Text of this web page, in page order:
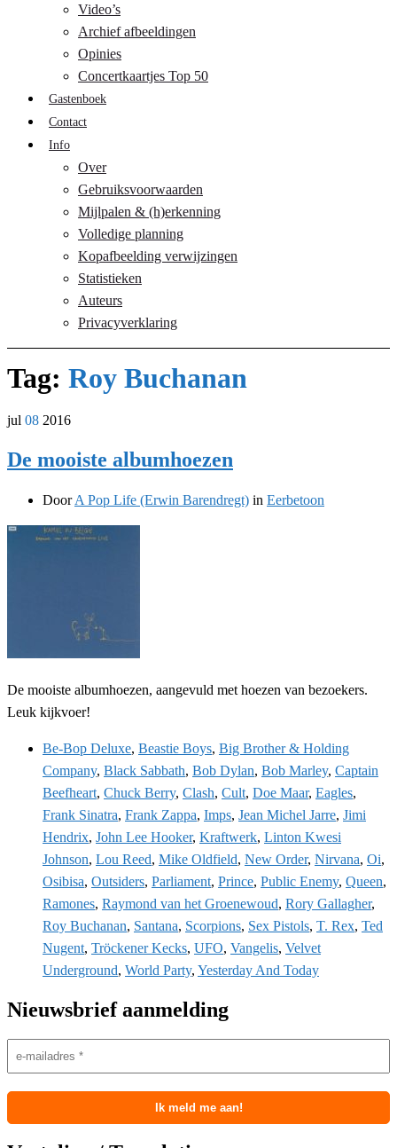
Video’s
Archief afbeeldingen
Opinies
Concertkaartjes Top 50
Gastenboek
Contact
Info
Over
Gebruiksvoorwaarden
Mijlpalen & (h)erkenning
Volledige planning
Kopafbeelding verwijzingen
Statistieken
Auteurs
Privacyverklaring
Tag: Roy Buchanan
jul 08 2016
De mooiste albumhoezen
DoorA Pop Life (Erwin Barendregt) in Eerbetoon
De mooiste albumhoezen, aangevuld met hoezen van bezoekers.
Leuk kijkvoer!
Be-Bop Deluxe, Beastie Boys, Big Brother & Holding
Company, Black Sabbath, Bob Dylan, Bob Marley, Captain
Beefheart, Chuck Berry, Clash, Cult, Doe Maar, Eagles,
Frank Sinatra, Frank Zappa, Imps, Jean Michel Jarre, Jimi
Hendrix, John Lee Hooker, Kraftwerk, Linton Kwesi
Johnson, Lou Reed, Mike Oldfield, New Order, Nirvana, Oi,
Osibisa, Outsiders, Parliament, Prince, Public Enemy, Queen,
Ramones, Raymond van het Groenewoud, Rory Gallagher,
Roy Buchanan, Santana, Scorpions, Sex Pistols, T. Rex, Ted
Nugent, Tröckener Kecks, UFO, Vangelis, Velvet
Underground, World Party, Yesterday And Today
Nieuwsbrief aanmelding